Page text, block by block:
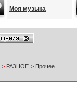
Моя музыка
> РАЗНОЕ > Прочее